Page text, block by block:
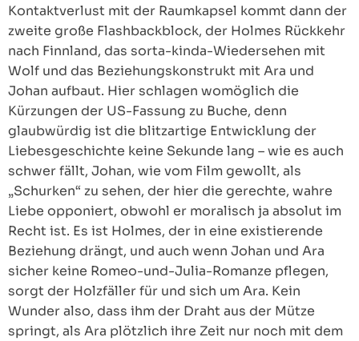
Kontaktverlust mit der Raumkapsel kommt dann der
zweite große Flashbackblock, der Holmes Rückkehr
nach Finnland, das sorta-kinda-Wiedersehen mit
Wolf und das Beziehungskonstrukt mit Ara und
Johan aufbaut. Hier schlagen womöglich die
Kürzungen der US-Fassung zu Buche, denn
glaubwürdig ist die blitzartige Entwicklung der
Liebesgeschichte keine Sekunde lang – wie es auch
schwer fällt, Johan, wie vom Film gewollt, als
„Schurken“ zu sehen, der hier die gerechte, wahre
Liebe opponiert, obwohl er moralisch ja absolut im
Recht ist. Es ist Holmes, der in eine existierende
Beziehung drängt, und auch wenn Johan und Ara
sicher keine Romeo-und-Julia-Romanze pflegen,
sorgt der Holzfäller für und sich um Ara. Kein
Wunder also, dass ihm der Draht aus der Mütze
springt, als Ara plötzlich ihre Zeit nur noch mit dem